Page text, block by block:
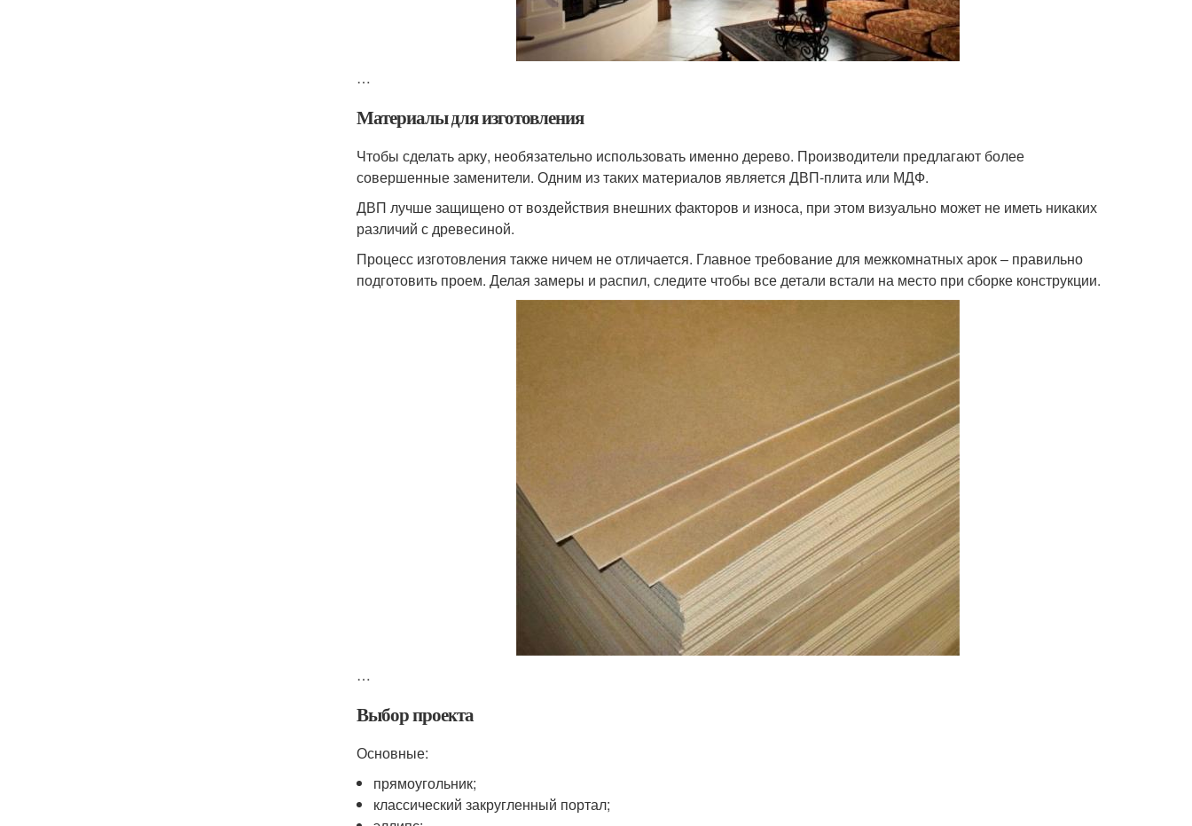
…
Материалы для изготовления
Чтобы сделать арку, необязательно использовать именно дерево. Производители предлагают более
совершенные заменители. Одним из таких материалов является ДВП-плита или МДФ.
ДВП лучше защищено от воздействия внешних факторов и износа, при этом визуально может не иметь никаких
различий с древесиной.
Процесс изготовления также ничем не отличается. Главное требование для межкомнатных арок – правильно
подготовить проем. Делая замеры и распил, следите чтобы все детали встали на место при сборке конструкции.
…
Выбор проекта
Основные:
прямоугольник;
классический закругленный портал;